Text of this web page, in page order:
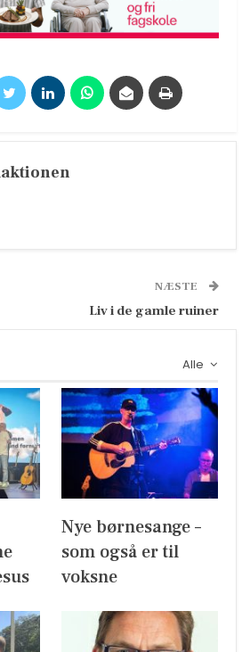
NÆSTE
Liv i de gamle ruiner
Alle
Nye børnesange –
som også er til
voksne